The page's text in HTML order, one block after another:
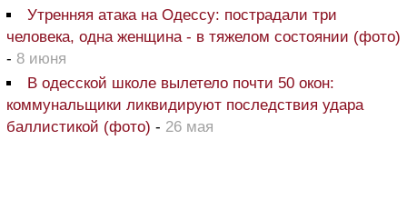
Утренняя атака на Одессу: пострадали три
человека, одна женщина - в тяжелом состоянии (фото)
- 8 июня
В одесской школе вылетело почти 50 окон:
коммунальщики ликвидируют последствия удара
баллистикой (фото) - 26 мая